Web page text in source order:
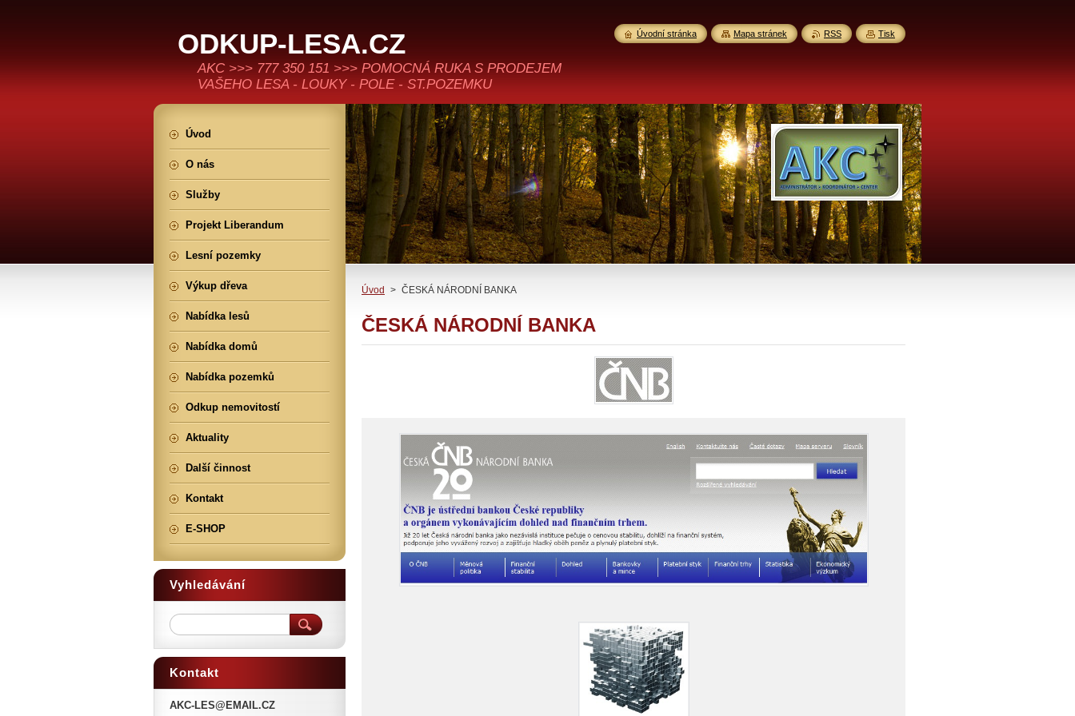
ODKUP-LESA.CZ
AKC >>> 777 350 151 >>> POMOCNÁ RUKA S PRODEJEM
VAŠEHO LESA - LOUKY - POLE - ST.POZEMKU
Úvod > ČESKÁ NÁRODNÍ BANKA
ČESKÁ NÁRODNÍ BANKA
Úvod
O nás
Služby
Projekt Liberandum
Lesní pozemky
Výkup dřeva
Nabídka lesů
Nabídka domů
Nabídka pozemků
Odkup nemovitostí
Aktuality
Další činnost
Kontakt
E-SHOP
Vyhledávání
Kontakt
AKC-LES@EMAIL.CZ
Úvodní stránka Mapa stránek RSS Tisk